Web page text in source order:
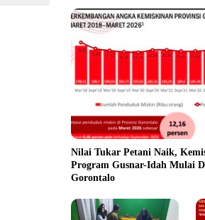
Nilai Tukar Petani Naik,
Program Gusnar-Idah Mulai
Gorontalo